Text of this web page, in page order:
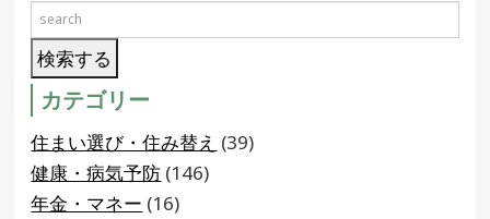
カテゴリー
住まい選び・住み替え (39)
健康・病気予防 (146)
年金・マネー (16)